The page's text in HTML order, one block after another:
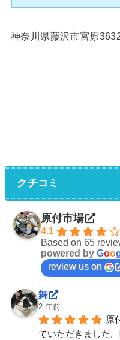
神奈川県藤沢市宮原
クチコミ
原付市場
4.1
Based on 65
powered by Goo
review us on
舞
2 年前
原
ていただきました